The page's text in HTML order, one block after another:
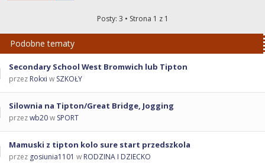
Posty: 3 • Strona 1 z 1
Podobne tematy
Secondary School West Bromwich lub Tipton
przez Rokxi w SZKOŁY
Silownia na Tipton/Great Bridge, Jogging
przezwb20w SPORT
Mamuski z tipton kolo sure start przedszkola
przez gosiunia1101 w RODZINA I DZIECKO